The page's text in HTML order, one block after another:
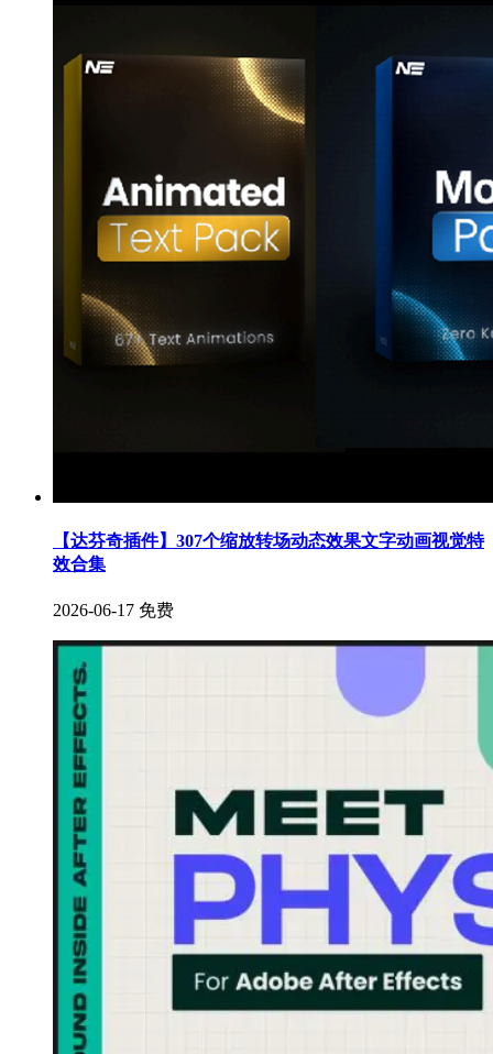
【达芬奇插件】307个缩放转场动态效果文字动画视觉特
效合集
2026-06-17 免费